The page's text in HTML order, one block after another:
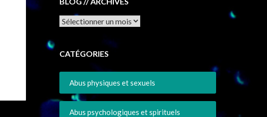
Archives
CATÉGORIES
Abus physiques et sexuels
Abus psychologiques et spirituels